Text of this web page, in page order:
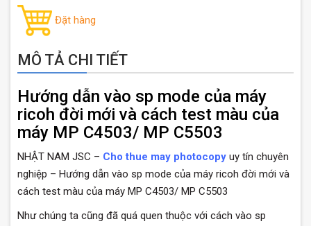
Đặt hàng
MÔ TẢ CHI TIẾT
Hướng dẫn vào sp mode của máy
ricoh đời mới và cách test màu của
máy MP C4503/ MP C5503
NHẬT NAM JSC – Cho thue may photocopy uy tín chuyên
nghiệp – Hướng dẫn vào sp mode của máy ricoh đời mới và
cách test màu của máy MP C4503/ MP C5503
Như chúng ta cũng đã quá quen thuộc với cách vào sp